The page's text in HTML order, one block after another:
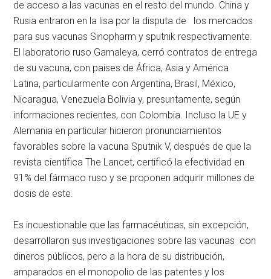
de acceso a las vacunas en el resto del mundo. China y
Rusia entraron en la lisa por la disputa de los mercados
para sus vacunas Sinopharm y sputnik respectivamente.
El laboratorio ruso Gamaleya, cerró contratos de entrega
de su vacuna, con paises de África, Asia y América
Latina, particularmente con Argentina, Brasil, México,
Nicaragua, Venezuela Bolivia y, presuntamente, según
informaciones recientes, con Colombia. Incluso la UE y
Alemania en particular hicieron pronunciamientos
favorables sobre la vacuna Sputnik V, después de que la
revista científica The Lancet, certificó la efectividad en
91% del fármaco ruso y se proponen adquirir millones de
dosis de este.
Es incuestionable que las farmacéuticas, sin excepción,
desarrollaron sus investigaciones sobre las vacunas con
dineros públicos, pero a la hora de su distribución,
amparados en el monopolio de las patentes y los